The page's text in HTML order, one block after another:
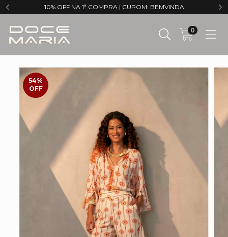
10% OFF NA 1ª COMPRA | CUPOM: BEMVINDA
0
54%
OFF